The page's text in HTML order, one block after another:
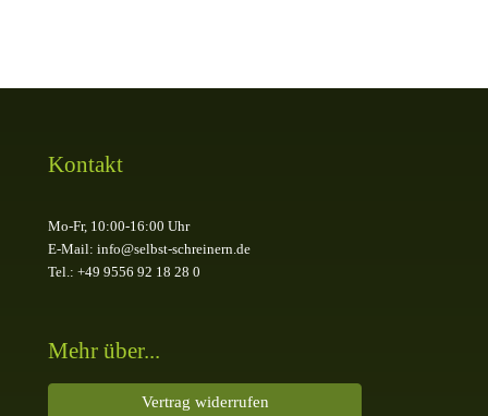
Kontakt
Mo-Fr, 10:00-16:00 Uhr
E-Mail: info@selbst-schreinern.de
Tel.: +49 9556 92 18 28 0
Mehr über...
Vertrag widerrufen